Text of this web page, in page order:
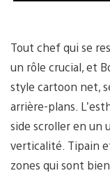
Tout chef qui se
un rôle crucial, et
style cartoon net,
arrière-plans.
side scroller en un
verticalité. Tipain
zones qui sont